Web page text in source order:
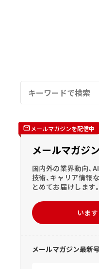
メールマガジンを配信中
メールマガジ
国内外の業界動向、
技術、キャリア情報
とめてお届けします。
いま
メールマガジン最新号